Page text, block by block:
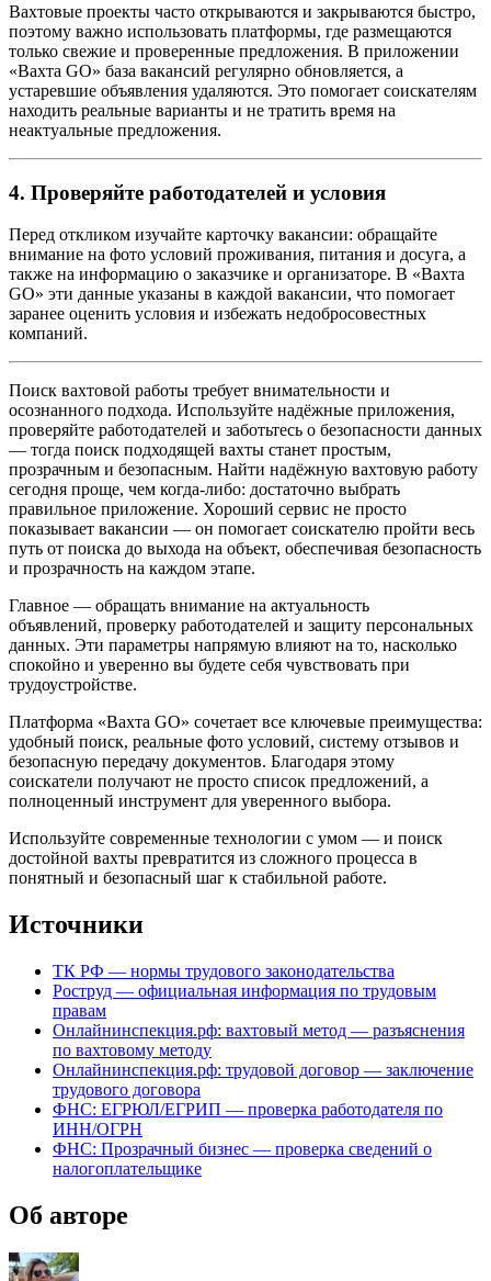
Вахтовые проекты часто открываются и закрываются быстро,
поэтому важно использовать платформы, где размещаются
только свежие и проверенные предложения. В приложении
«Вахта GO» база вакансий регулярно обновляется, а
устаревшие объявления удаляются. Это помогает соискателям
находить реальные варианты и не тратить время на
неактуальные предложения.
4. Проверяйте работодателей и условия
Перед откликом изучайте карточку вакансии: обращайте
внимание на фото условий проживания, питания и досуга, а
также на информацию о заказчике и организаторе. В «Вахта
GO» эти данные указаны в каждой вакансии, что помогает
заранее оценить условия и избежать недобросовестных
компаний.
Поиск вахтовой работы требует внимательности и
осознанного подхода. Используйте надёжные приложения,
проверяйте работодателей и заботьтесь о безопасности данных
— тогда поиск подходящей вахты станет простым,
прозрачным и безопасным. Найти надёжную вахтовую работу
сегодня проще, чем когда‑либо: достаточно выбрать
правильное приложение. Хороший сервис не просто
показывает вакансии — он помогает соискателю пройти весь
путь от поиска до выхода на объект, обеспечивая безопасность
и прозрачность на каждом этапе.
Главное — обращать внимание на актуальность
объявлений, проверку работодателей и защиту персональных
данных. Эти параметры напрямую влияют на то, насколько
спокойно и уверенно вы будете себя чувствовать при
трудоустройстве.
Платформа «Вахта GO» сочетает все ключевые преимущества:
удобный поиск, реальные фото условий, систему отзывов и
безопасную передачу документов. Благодаря этому
соискатели получают не просто список предложений, а
полноценный инструмент для уверенного выбора.
Используйте современные технологии с умом — и поиск
достойной вахты превратится из сложного процесса в
понятный и безопасный шаг к стабильной работе.
Источники
ТК РФ — нормы трудового законодательства
Роструд — официальная информация по трудовым
правам
Онлайнинспекция.рф: вахтовый метод — разъяснения
по вахтовому методу
Онлайнинспекция.рф: трудовой договор — заключение
трудового договора
ФНС: ЕГРЮЛ/ЕГРИП — проверка работодателя по
ИНН/ОГРН
ФНС: Прозрачный бизнес — проверка сведений о
налогоплательщике
Об авторе